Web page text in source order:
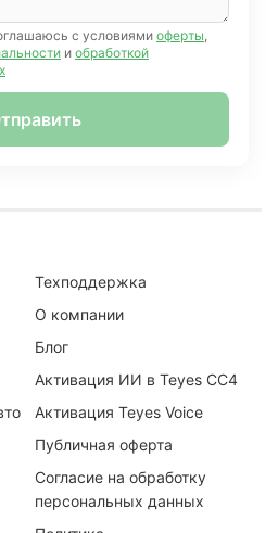
с условиямиоферты,
и обработкой
Техподдержка
О компании
Блог
Активация ИИ в Teyes CC4
Активация Teyes Voice
Публичная оферта
Согласие на обработку
персональных данных